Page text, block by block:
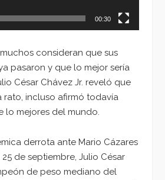
00:30
consideran que sus
pasaron y que lo mejor sería
César Chávez Jr. reveló que
rato, incluso afirmó todavía
lo mejores del mundo.
derrota ante Mario Cázares
de septiembre, Julio César
de peso mediano del